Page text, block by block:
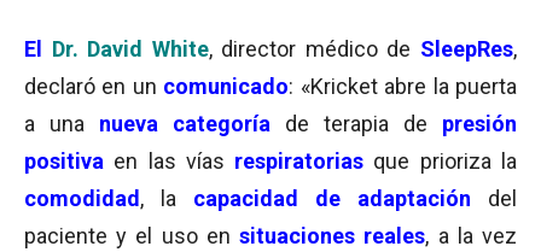
El Dr. David White, director médico de SleepRes,
declaró en un comunicado: «Kricket abre la puerta
a una nueva categoría de terapia de presión
positiva en las vías respiratorias que prioriza la
comodidad , la capacidad de adaptación
del
paciente y el uso ensituaciones reales, a la vez